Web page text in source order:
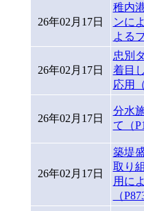
26年02月17日
稚内
ンに
よる
26年02月17日
忠別
着目
応用
26年02月17日
分水
て（
26年02月17日
築堤
取り
用に
（